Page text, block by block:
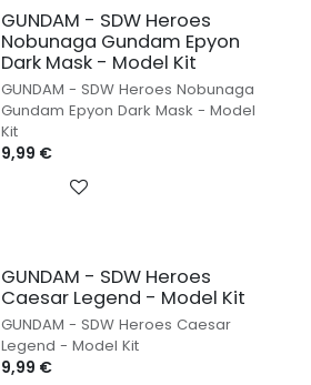
GUNDAM - SDW Heroes
Nobunaga Gundam Epyon
Dark Mask - Model Kit
GUNDAM - SDW Heroes Nobunaga
Gundam Epyon Dark Mask - Model
Kit
9,99 €
GUNDAM - SDW Heroes
Caesar Legend - Model Kit
GUNDAM - SDW Heroes Caesar
Legend - Model Kit
9,99 €